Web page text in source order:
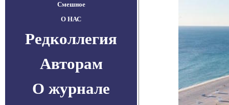
Смешное
О НАС
Редколлегия
Авторам
О журнале